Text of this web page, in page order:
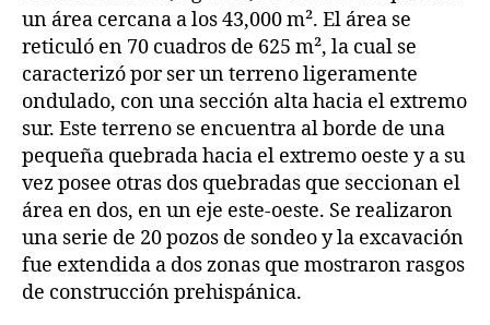
un área cercana a los 43,000 m². El área se
reticuló en 70 cuadros de 625 m², la cual se
caracterizó por ser un terreno ligeramente
ondulado, con una sección alta hacia el extremo
sur. Este terreno se encuentra al borde de una
pequeña quebrada hacia el extremo oeste y a su
vez posee otras dos quebradas que seccionan el
área en dos, en un eje este-oeste. Se realizaron
una serie de 20 pozos de sondeo y la excavación
fue extendida a dos zonas que mostraron rasgos
de construcción prehispánica.